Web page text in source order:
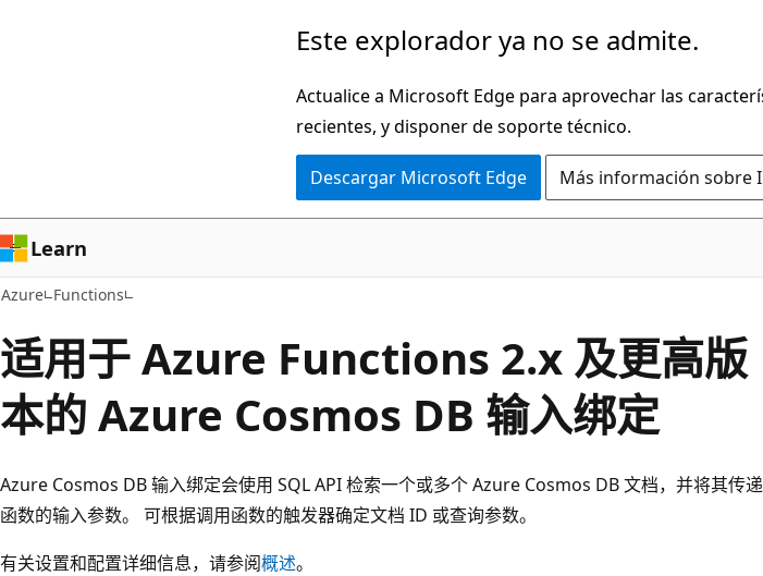
Este explorador ya no se admite.
Actualice a Microsoft Edge para aprovechar las
recientes, y disponer de soporte técnico.
Descargar Microsoft Edge Más información sobre
Learn
Azure Functions
适用于 Azure Functions 2.x 及更高版
本的 Azure Cosmos DB 输入绑定
Azure Cosmos DB 输入绑定会使用 SQL API 检索一个或多个 Azure Cosmos DB 文档，并将其传
函数的输入参数。 可根据调用函数的触发器确定文档 ID 或查询参数。
有关设置和配置详细信息，请参阅概述。